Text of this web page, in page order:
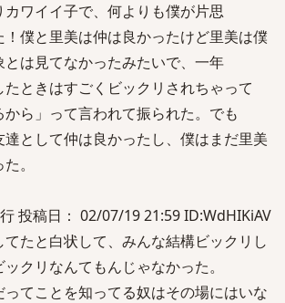
ワイイ子で、何よりも僕が片思
！僕と里美は仲は良かったけど里美は僕
は見てなかったみたいで、一年
ときはすごくビックリされちゃって
から」って言われて振られた。でも
として仲は良かったし、僕はまだ里美
。
投稿日： 02/07/19 21:59 ID:WdHIKiAV
たと白状して、みんな結構ビックリし
クリなんてもんじゃなかった。
てことを知ってる奴はその場にはいな